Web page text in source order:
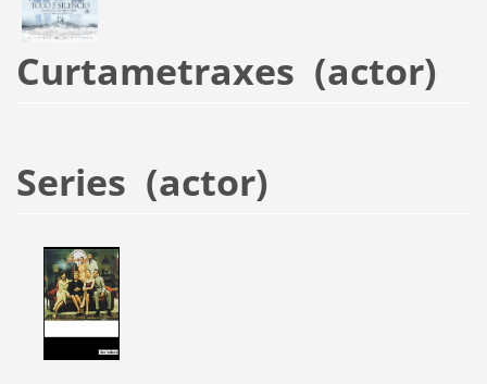
Curtametraxes (actor)
Series (actor)